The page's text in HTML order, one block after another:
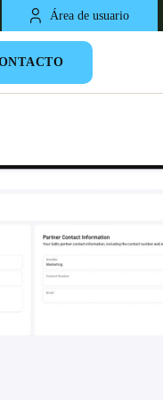
Área de usuario